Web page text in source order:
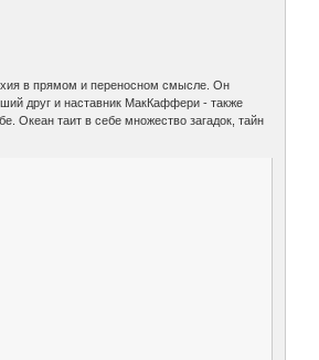
в прямом и переносном смысле. Он
друг и наставник МакКаффери - также
Океан таит в себе множество загадок, тайн